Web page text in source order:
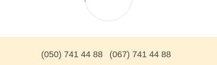
(050) 741 44 88 (067) 741 44 88